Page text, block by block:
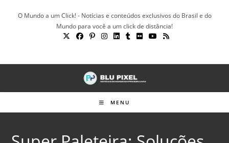
O Mundo a um Click! - Notícias e conteúdos exclusivos do Brasil e do
Mundo para você a um click de distância!
MENU